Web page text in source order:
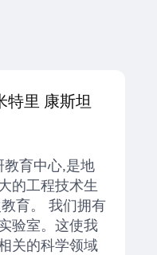
特里 康斯坦
育中心,是地
的工程技术生
育。 我们拥有
验室。这使我
关的科学领域